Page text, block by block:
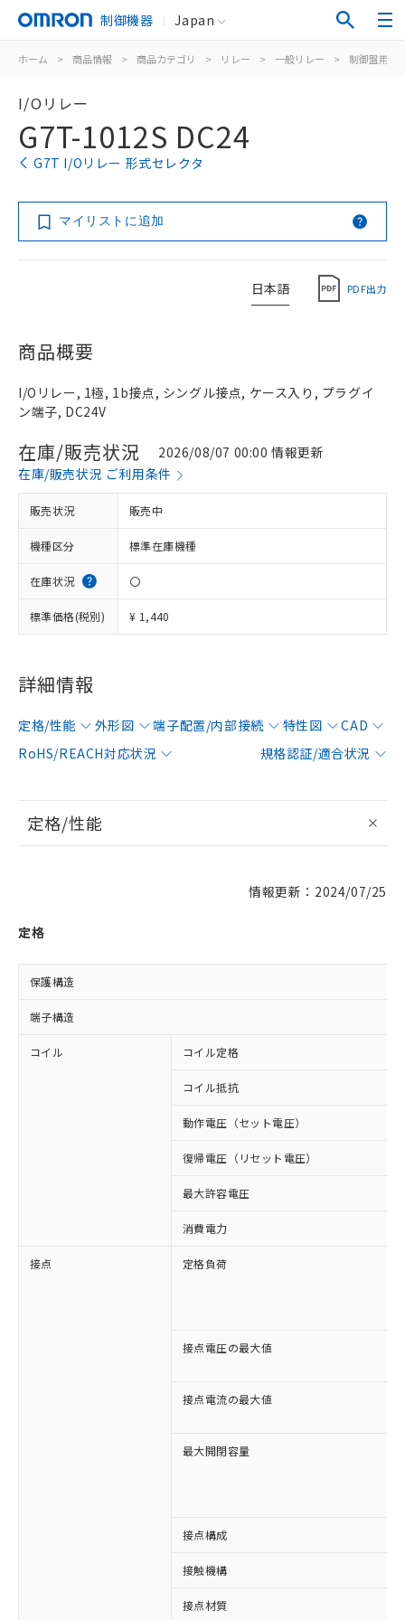
制御機器 Japan
ホーム > 商品情報 > 商品カテゴリ > リレー > 一般リレー > 制御盤用
I/Oリレー
G7T-1012S DC24
G7T I/Oリレー 形式セレクタ
マイリストに追加
日本語 PDF出力
商品概要
I/Oリレー, 1極, 1b接点, シングル接点, ケース入り, プラグイ
ン端子, DC24V
在庫/販売状況
2026/08/07 00:00 情報更新
在庫/販売状況 ご利用条件
販売状況 販売中
機種区分 標準在庫機種
在庫状況 〇
標準価格(税別) ¥ 1,440
詳細情報
定格/性能 外形図 端子配置/内部接続 特性図
CAD
RoHS/REACH対応状況
規格認証/適合状況
定格/性能
情報更新：2024/07/25
定格
保護構造
端子構造
コイル コイル定格
コイル抵抗
動作電圧（セット電圧）
復帰電圧（リセット電圧）
最大許容電圧
消費電力
接点 定格負荷
接点電圧の最大値
接点電流の最大値
最大開閉容量
接点構成
接触機構
接点材質
非含有に対応した製品が提供可能な商品で